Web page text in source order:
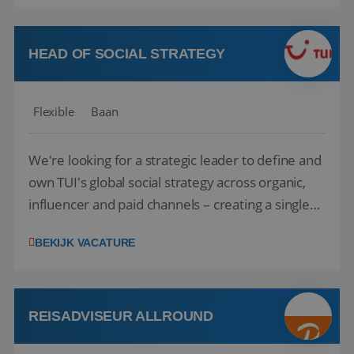
deze onderdelen zijn nu samen gevoegd...
HEAD OF SOCIAL STRATEGY
Flexible Baan
We're looking for a strategic leader to define and
own TUI's global social strategy across organic,
influencer and paid channels – creating a single
locally. The role will be published until 18 August
Attractive remuneration, discre...
BEKIJK VACATURE
REISADVISEUR ALLROUND